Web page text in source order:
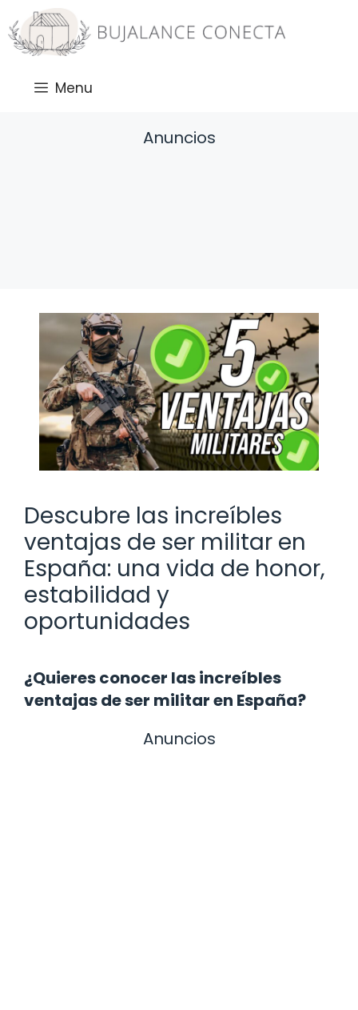
Saltar
al
contenido
Menu
Anuncios
Descubre las increíbles
ventajas de ser militar en
España: una vida de honor,
estabilidad y
oportunidades
¿Quieres conocer las increíbles
ventajas de ser militar en España?
Anuncios